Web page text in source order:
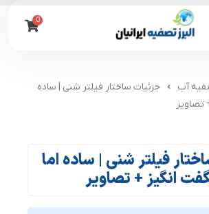
0
آب
جزئیات ساختار فیلتر شنی | ساده
تصاویر
فیلتر شنی | ساده اما
‌انگیز + تصاویر